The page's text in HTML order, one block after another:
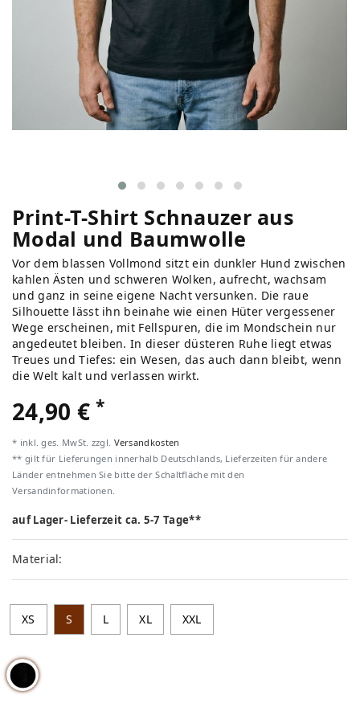
Print-T-Shirt Schnauzer aus
Modal und Baumwolle
Vor dem blassen Vollmond sitzt ein dunkler Hund zwischen
kahlen Ästen und schweren Wolken, aufrecht, wachsam
und ganz in seine eigene Nacht versunken. Die raue
Silhouette lässt ihn beinahe wie einen Hüter vergessener
Wege erscheinen, mit Fellspuren, die im Mondschein nur
angedeutet bleiben. In dieser düsteren Ruhe liegt etwas
Treues und Tiefes: ein Wesen, das auch dann bleibt, wenn
die Welt kalt und verlassen wirkt.
24,90 €*
* inkl. ges. MwSt. zzgl. Versandkosten
** gilt für Lieferungen innerhalb Deutschlands, Lieferzeiten für andere
Länder entnehmen Sie bitte der Schaltfläche mit den
Versandinformationen.
auf Lager- Lieferzeit ca. 5-7 Tage**
Material:
XS S L XL XXL